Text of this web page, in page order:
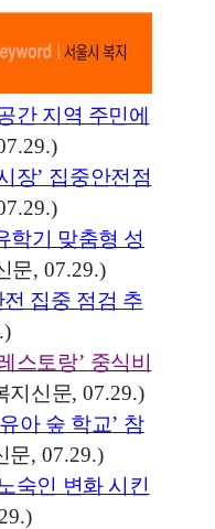
간 지역 주민에
장’ 집중안전점
학기 맞춤형 성
문, 07.29.)
집중 점검 추
스토랑’ 중식비
지신문, 07.29.)
아 숲 학교’ 참
문, 07.29.)
숙인 변화 시킨